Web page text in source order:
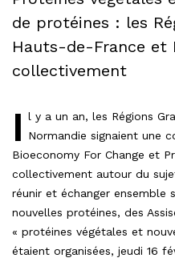
de protéines : les
Hauts-de-France et
collectivement
I l y a un an, les Régions
Normandie signaient une
Bioeconomy For Change et
collectivement autour du
réunir et échanger ensemble
nouvelles protéines, des
« protéines végétales et
étaient organisées, jeudi 16